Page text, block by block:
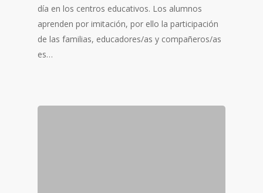
día en los centros educativos. Los alumnos
aprenden por imitación, por ello la participación
de las familias, educadores/as y compañeros/as
es…